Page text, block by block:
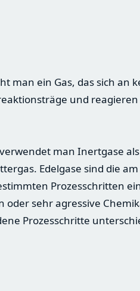
man ein Gas, das sich an
und
man Inertgase als
Edelgase sind die
Prozesschritten
oder sehr agressive
Prozesschritte